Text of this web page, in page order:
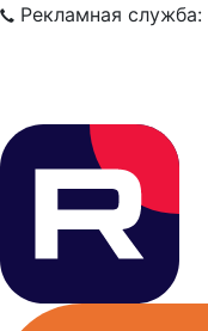
Рекламная служба: